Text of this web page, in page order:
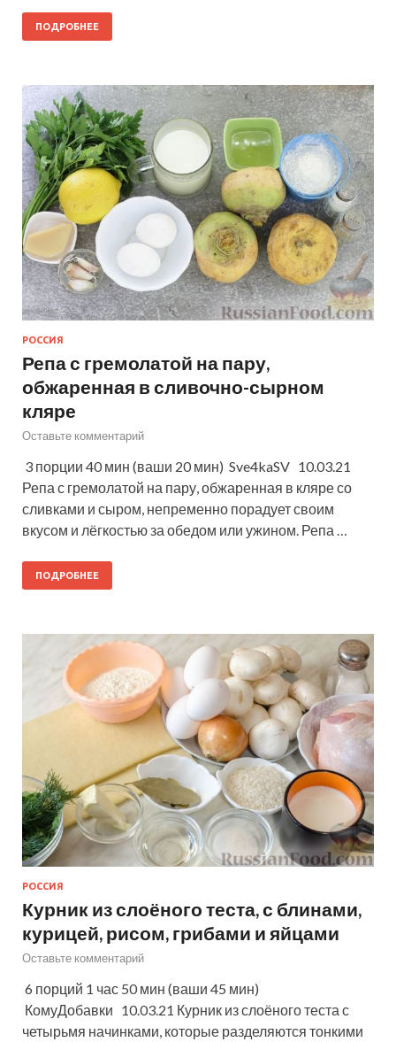
ПОДРОБНЕЕ
РОССИЯ
Репа с гремолатой на пару,
обжаренная в сливочно-сырном
кляре
Оставьте комментарий
3 порции 40 мин (ваши 20 мин) Sve4kaSV 10.03.21
Репа с гремолатой на пару, обжаренная в кляре со
сливками и сыром, непременно порадует своим
вкусом и лёгкостью за обедом или ужином. Репа …
ПОДРОБНЕЕ
РОССИЯ
Курник из слоёного теста, с блинами,
курицей, рисом, грибами и яйцами
Оставьте комментарий
6 порций 1 час 50 мин (ваши 45 мин)
КомуДобавки 10.03.21 Курник из слоёного теста с
четырьмя начинками, которые разделяются тонкими